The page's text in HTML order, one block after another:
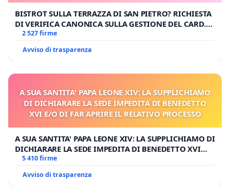
BISTROT SULLA TERRAZZA DI SAN PIETRO? RICHIESTA
DI VERIFICA CANONICA SULLA GESTIONE DEL CARD.
GAMBETTI
2 527 firme
Avviso di trasparenza
A SUA SANTITA' PAPA LEONE XIV: LA SUPPLICHIAMO
DI DICHIARARE LA SEDE IMPEDITA DI BENEDETTO
XVI E/O DI FAR APRIRE IL RELATIVO PROCESSO
A SUA SANTITA' PAPA LEONE XIV: LA SUPPLICHIAMO DI
DICHIARARE LA SEDE IMPEDITA DI BENEDETTO XVI
E/O DI FAR APRIRE IL RELATIVO PROCESSO
5 410 firme
Avviso di trasparenza